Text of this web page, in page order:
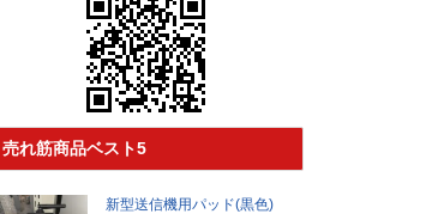
売れ筋商品ベスト5
新型送信機用パッド(黒色)